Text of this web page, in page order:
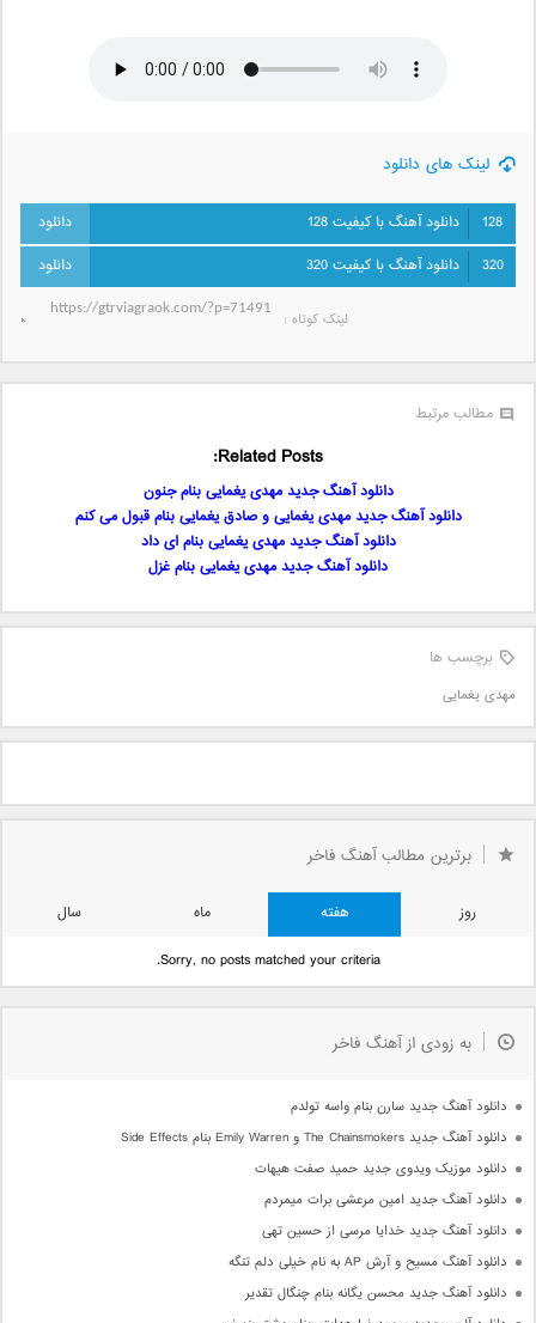
لینک های دانلود
128
دانلود آهنگ با کیفیت 128
320
دانلود آهنگ با کیفیت 320
لینک کوتاه‌ :
مطالب مرتبط
Related Posts:
دانلود آهنگ جدید مهدی یغمایی بنام جنون
دانلود آهنگ جدید مهدی یغمایی و صادق یغمایی بنام قبول می کنم
دانلود آهنگ جدید مهدی یغمایی بنام ای داد
دانلود آهنگ جدید مهدی یغمایی بنام غزل
برچسب ها
مهدی یغمایی
برترین مطالب آهنگ فاخر
روز هفته ماه
سال
Sorry, no posts matched your criteria.
به زودی از آهنگ فاخر
دانلود آهنگ جدید سارن بنام واسه تولدم
دانلود آهنگ جدید The Chainsmokers و Emily Warren بنام Side Effects
دانلود موزیک ویدوی جدید حمید صفت هیهات
دانلود آهنگ جدید امین مرعشی برات میمردم
دانلود آهنگ جدید خدایا مرسی از حسین تهی
دانلود آهنگ مسیح و آرش AP به نام خیلی دلم تنگه
دانلود آهنگ جدید محسن یگانه بنام چنگال تقدیر